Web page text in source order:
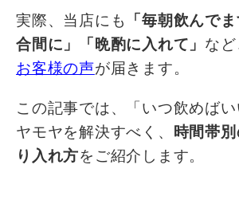
実際、当店にも
「毎朝飲んで
合間に」「晩酌に入れて」 な
お客様の声が届きます。
この記事では、「いつ飲めば
ヤモヤを解決すべく、 時間帯
り入れ方をご紹介します。